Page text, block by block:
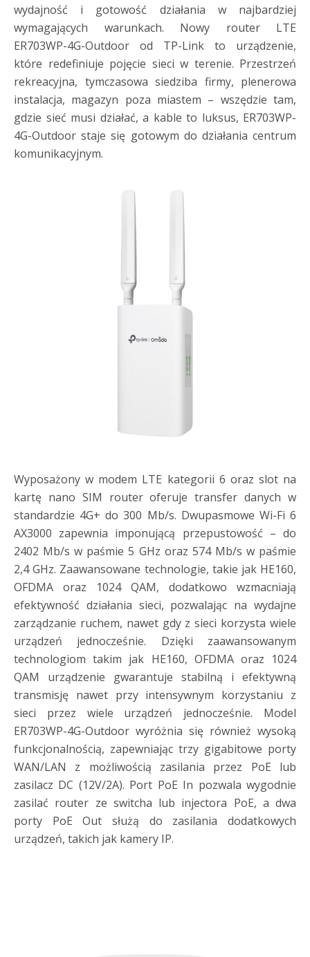
wydajność i gotowość działania w najbardziej
wymagających warunkach. Nowy router LTE
ER703WP-4G-Outdoor od TP-Link to urządzenie,
które redefiniuje pojęcie sieci w terenie. Przestrzeń
rekreacyjna, tymczasowa siedziba firmy, plenerowa
instalacja, magazyn poza miastem – wszędzie tam,
gdzie sieć musi działać, a kable to luksus, ER703WP-
4G-Outdoor staje się gotowym do działania centrum
komunikacyjnym.
Wyposażony w modem LTE kategorii 6 oraz slot na
kartę nano SIM router oferuje transfer danych w
standardzie 4G+ do 300 Mb/s. Dwupasmowe Wi-Fi 6
AX3000 zapewnia imponującą przepustowość – do
2402 Mb/s w paśmie 5 GHz oraz 574 Mb/s w paśmie
2,4 GHz. Zaawansowane technologie, takie jak HE160,
OFDMA oraz 1024 QAM, dodatkowo wzmacniają
efektywność działania sieci, pozwalając na wydajne
zarządzanie ruchem, nawet gdy z sieci korzysta wiele
urządzeń jednocześnie. Dzięki zaawansowanym
technologiom takim jak HE160, OFDMA oraz 1024
QAM urządzenie gwarantuje stabilną i efektywną
transmisję nawet przy intensywnym korzystaniu z
sieci przez wiele urządzeń jednocześnie. Model
ER703WP-4G-Outdoor wyróżnia się również wysoką
funkcjonalnością, zapewniając trzy gigabitowe porty
WAN/LAN z możliwością zasilania przez PoE lub
zasilacz DC (12V/2A). Port PoE In pozwala wygodnie
zasilać router ze switcha lub injectora PoE, a dwa
porty PoE Out służą do zasilania dodatkowych
urządzeń, takich jak kamery IP.